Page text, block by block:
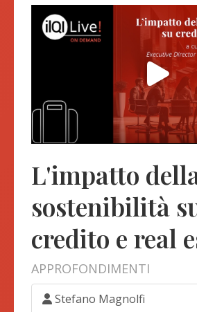
L'impatto
sostenibilità
credito e real
APPROFONDIMENTI
Stefano Magnolfi